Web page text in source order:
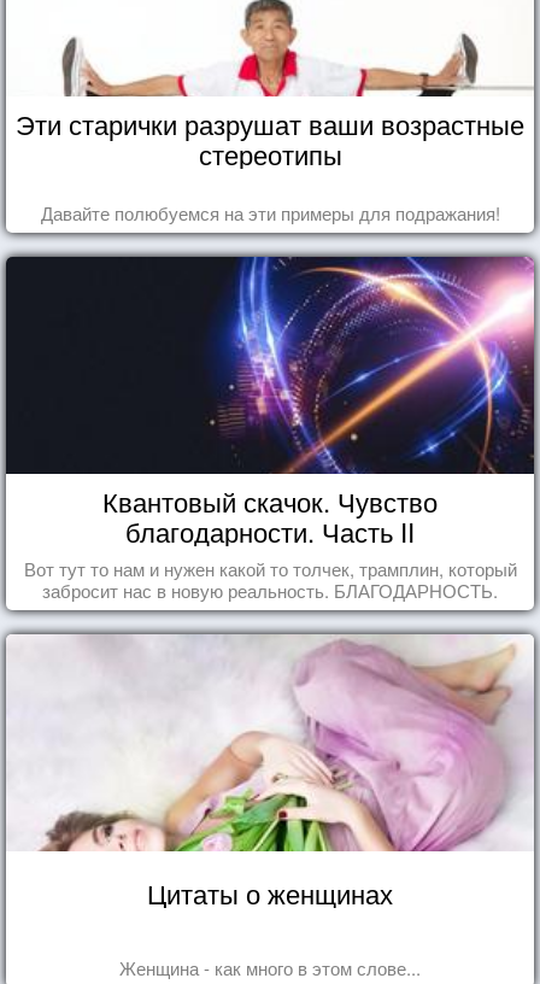
Эти старички разрушат ваши возрастные
стереотипы
Давайте полюбуемся на эти примеры для подражания!
Квантовый скачок. Чувство
благодарности. Часть II
Вот тут то нам и нужен какой то толчек, трамплин, который
забросит нас в новую реальность. БЛАГОДАРНОСТЬ.
Цитаты о женщинах
Женщина - как много в этом слове...